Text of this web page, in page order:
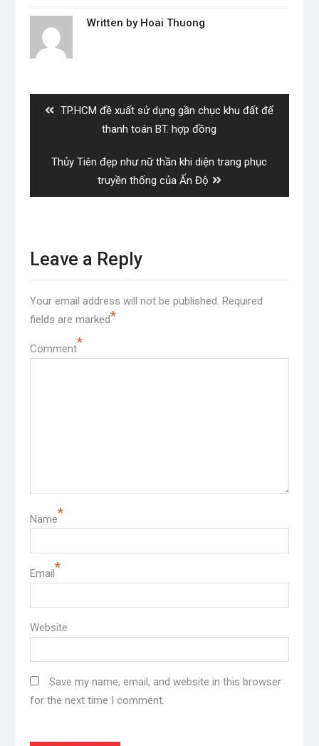
Written by Hoai Thuong
Previous
TP.HCM đề xuất sử dụng gần chục khu đất để
thanh toán BT. hợp đồng
Next
Thủy Tiên đẹp như nữ thần khi diện trang phục
truyền thống của Ấn Độ
Leave a Reply
Your email address will not be published. Required
fields are marked*
Comment*
Name*
Email *
Website
Save my name, email, and website in this browser
for the next time I comment.